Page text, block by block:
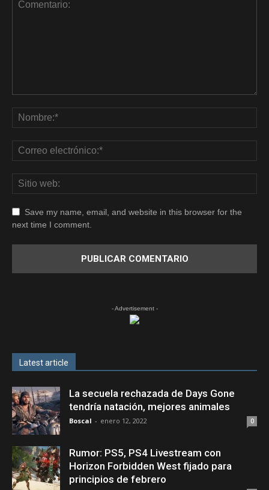
Save my name, email, and website in this browser for the
next time I comment.
- Advertisement -
Latest article
La secuela rechazada de Days Gone
tendría natación, mejores animales
Boscal - enero 12, 2022 0
Rumor: PS5, PS4 Livestream con
Horizon Forbidden West fijado para
principios de febrero